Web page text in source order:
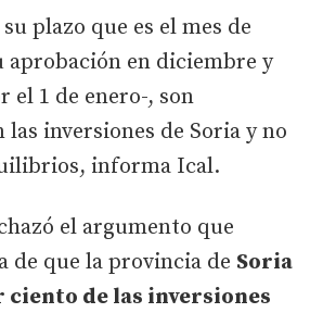
plazo que es el mes de
aprobación en diciembre y
el 1 de enero-, son
las inversiones de Soria y no
informa Ical.
el argumento que
de que la provincia de Soria
ciento de las inversiones